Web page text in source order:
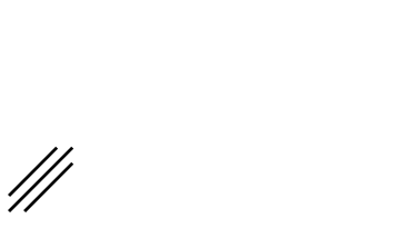
​␥